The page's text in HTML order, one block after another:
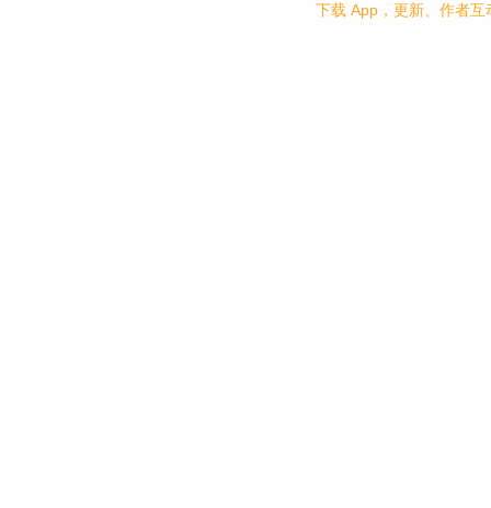
下载 App，更新、作者